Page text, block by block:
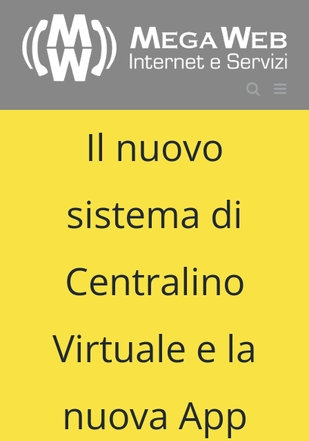
contenuto
Il nuovo
sistema di
Centralino
Virtuale e la
nuova App